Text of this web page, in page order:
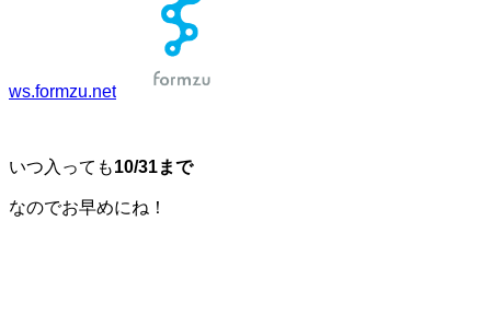
ws.formzu.net
いつ入っても10/31まで
なのでお早めにね！